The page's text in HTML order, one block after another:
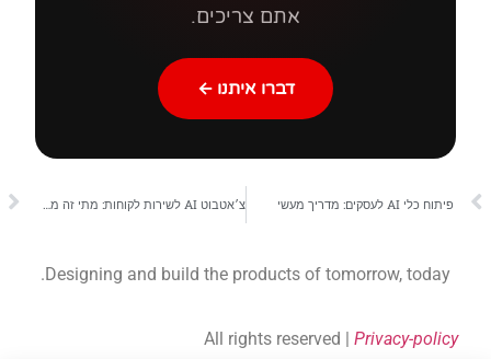
אתם צריכים.
דברו איתנו ←
פיתוח כלי AI לעסקים: מדריך מעשי צ׳אטבוט AI לשירות לקוחות: מתי זה מתאים
Designing and build the products of tomorrow, today.
All rights reserved | Privacy-policy